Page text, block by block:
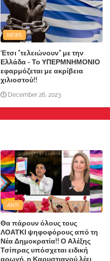
NEWS
Έτσι "τελειώνουν" με την
Ελλάδα - Το ΥΠΕΡΜΝΗΜΟΝΙΟ
εφαρμόζεται με ακρίβεια
χιλιοστού!!
December 26, 2023
ANTI
Θα πάρουν όλους τους
ΛΟΑΤΚΙ ψηφοφόρους από τη
Νέα Δημοκρατία!! Ο Αλέξης
Τσίπρας υπόσχεται ειδική
αρωγή, η Καρυστιανού λέει